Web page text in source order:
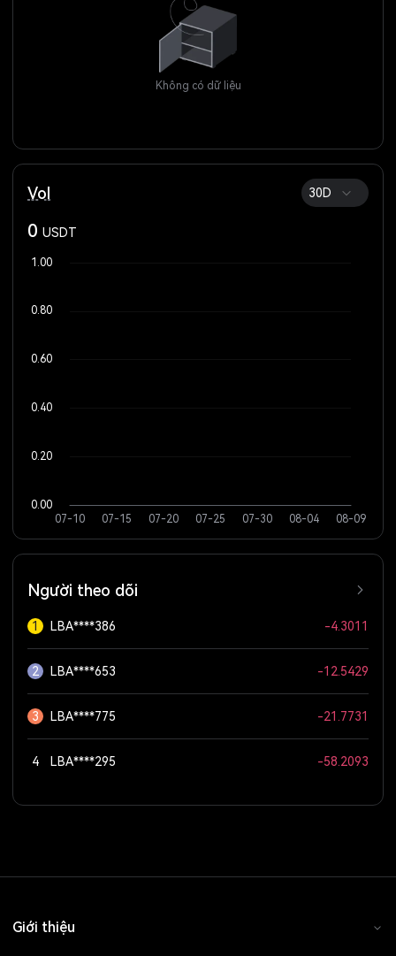
Không có dữ liệu
Vol 30D
0 USDT
Người theo dõi
1 LBA****386 -4.3011
2 LBA****653 -12.5429
3 LBA****775 -21.7731
4 LBA****295 -58.2093
Giới thiệu